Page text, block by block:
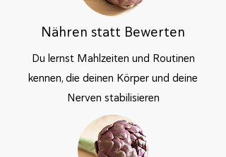
Nähren statt Bewerten
Du lernst Mahlzeiten und Routinen
kennen, die deinen Körper und deine
Nerven stabilisieren